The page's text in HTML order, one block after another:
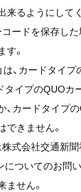
来るようにして
コードを保存し
。
は、カードタイ
タイプのQUOカ
カードタイプ
きません。
株式会社交通新
についてのお問
せん。